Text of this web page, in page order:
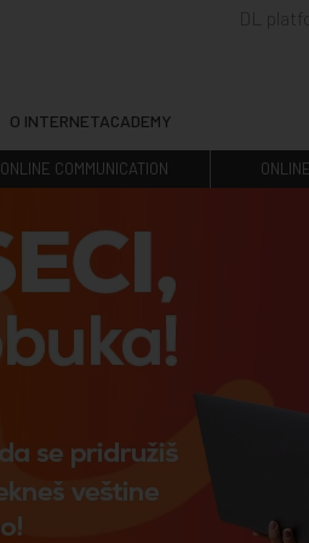
DL
O INTERNETACADEMY
ONLINE COMMUNICATION